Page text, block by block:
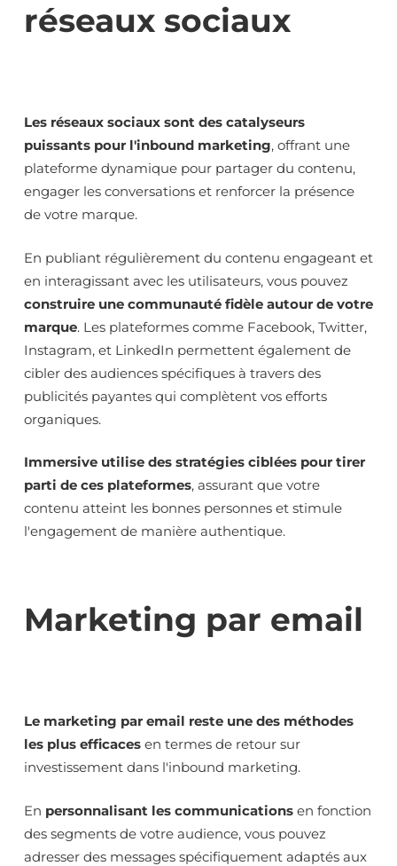
réseaux sociaux
Les réseaux sociaux sont des catalyseurs
puissants pour l'inbound marketing, offrant une
plateforme dynamique pour partager du contenu,
engager les conversations et renforcer la présence
de votre marque.
En publiant régulièrement du contenu engageant et
en interagissant avec les utilisateurs, vous pouvez
construire une communauté fidèle autour de votre
marque. Les plateformes comme Facebook, Twitter,
Instagram, et LinkedIn permettent également de
cibler des audiences spécifiques à travers des
publicités payantes qui complètent vos efforts
organiques.
Immersive utilise des stratégies ciblées pour tirer
parti de ces plateformes, assurant que votre
contenu atteint les bonnes personnes et stimule
l'engagement de manière authentique.
Marketing par email
Le marketing par email reste une des méthodes
les plus efficaces en termes de retour sur
investissement dans l'inbound marketing.
En personnalisant les communications en fonction
des segments de votre audience, vous pouvez
adresser des messages spécifiquement adaptés aux